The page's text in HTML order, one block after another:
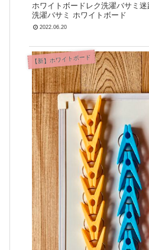
ホワイトボードレク洗濯バサミ
洗濯バサミ ホワイトボード
2022.06.20
【新】ホワイトボード